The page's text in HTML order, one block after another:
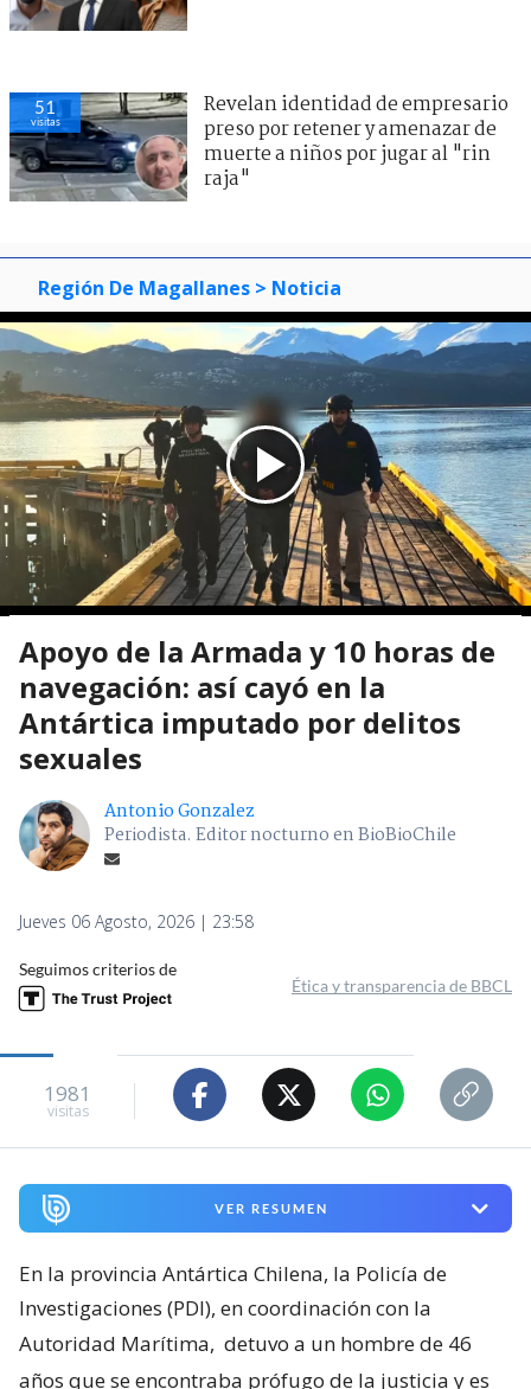
51
visitas
Revelan identidad de empresario
preso por retener y amenazar de
muerte a niños por jugar al "rin
raja"
Región De Magallanes > Noticia
Apoyo de la Armada y 10 horas de
navegación: así cayó en la
Antártica imputado por delitos
sexuales
Antonio Gonzalez
Periodista. Editor nocturno en BioBioChile
Jueves 06 Agosto, 2026 | 23:58
Seguimos criterios de
Ética y transparencia de BBCL
1981
visitas
VER RESUMEN
En la provincia Antártica Chilena, la Policía de
Investigaciones (PDI), en coordinación con la
Autoridad Marítima, detuvo a un hombre de 46
años que se encontraba prófugo de la justicia y es